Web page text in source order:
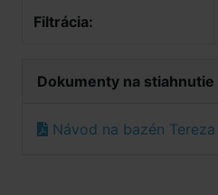
Filtrácia:
Dokumenty na stiahnutie
Návod na bazén Tereza